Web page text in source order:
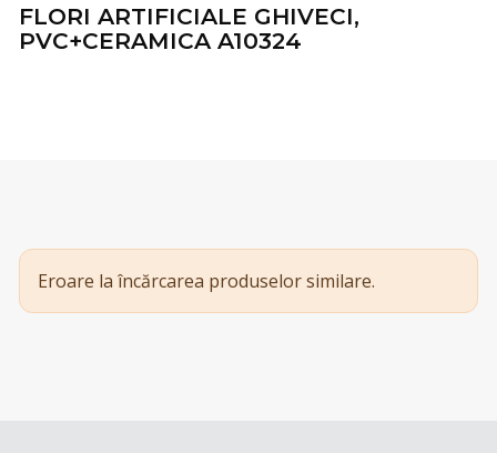
FLORI ARTIFICIALE GHIVECI,
PVC+CERAMICA A10324
Eroare la încărcarea produselor similare.